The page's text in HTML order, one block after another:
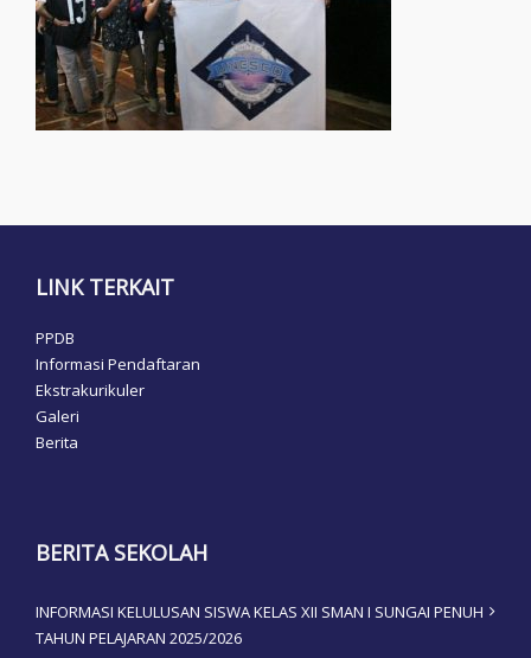
LINK TERKAIT
PPDB
Informasi Pendaftaran
Ekstrakurikuler
Galeri
Berita
BERITA SEKOLAH
INFORMASI KELULUSAN SISWA KELAS XII SMAN I SUNGAI PENUH
TAHUN PELAJARAN 2025/2026